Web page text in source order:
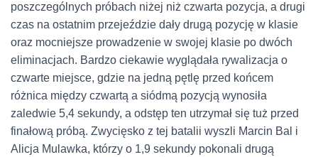
poszczególnych próbach niżej niż czwarta pozycja, a drugi
czas na ostatnim przejeździe dały drugą pozycję w klasie
oraz mocniejsze prowadzenie w swojej klasie po dwóch
eliminacjach. Bardzo ciekawie wyglądała rywalizacja o
czwarte miejsce, gdzie na jedną pętlę przed końcem
różnica między czwartą a siódmą pozycją wynosiła
zaledwie 5,4 sekundy, a odstęp ten utrzymał się tuż przed
finałową próbą. Zwycięsko z tej batalii wyszli Marcin Bal i
Alicja Mulawka, którzy o 1,9 sekundy pokonali drugą